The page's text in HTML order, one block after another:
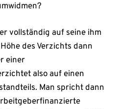
vollständig auf seine ihm
des Verzichts dann
einer
also auf einen
Man spricht dann